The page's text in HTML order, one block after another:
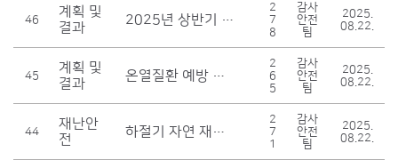
46
계획 및
결과
2025년 상반기 안전경영위원회 개최 계획
2
7
8
감사
안전
팀
2025.
08.22.
45
계획 및
결과
온열질환 예방 캠페인 추진 계획
2
6
5
감사
안전
팀
2025.
08.22.
44
재난안
전
하절기 자연 재난대비 드론 안전점검 결과보고
2
7
1
감사
안전
팀
2025.
08.22.